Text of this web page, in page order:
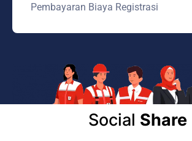
Pembayaran Biaya Registrasi
Social Share